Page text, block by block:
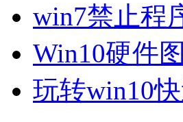
win7禁止程
Win10硬件
玩转win10